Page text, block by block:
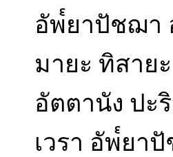
อัพ๎ยาปัชฌา
มายะ ทิสาย
อัตตานัง ปะ
เวรา อัพ๎ยา